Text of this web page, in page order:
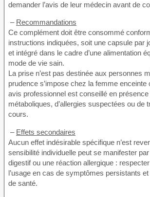
demander l’avis de leur médecin avant de
– Recommandations
Ce complément doit être consommé
instructions indiquées, soit une capsule par
et intégré dans le cadre d’une alimentation
mode de vie sain.
La prise n’est pas destinée aux personnes
prudence s’impose chez la femme enceinte
avis professionnel est conseillé en présence
métaboliques, d’allergies suspectées ou de
cours.
– Effets secondaires
Aucun effet indésirable spécifique n’est
sensibilité individuelle peut se manifester
digestif ou une réaction allergique :
l’usage en cas de symptômes persistants
de santé.